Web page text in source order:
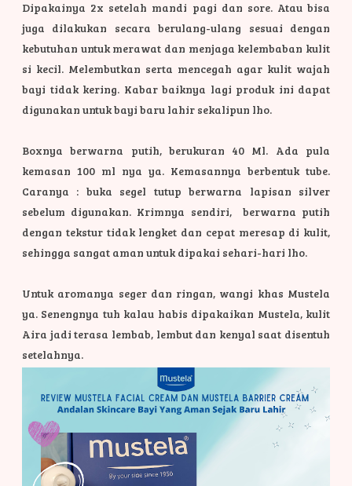
Dipakainya 2x setelah mandi pagi dan sore. Atau bisa
juga dilakukan secara berulang-ulang sesuai dengan
kebutuhan untuk merawat dan menjaga kelembaban kulit
si kecil. Melembutkan serta mencegah agar kulit wajah
bayi tidak kering. Kabar baiknya lagi produk ini dapat
digunakan untuk bayi baru lahir sekalipun lho.
Boxnya berwarna putih, berukuran 40 Ml. Ada pula
kemasan 100 ml nya ya. Kemasannya berbentuk tube.
Caranya : buka segel tutup berwarna lapisan silver
sebelum digunakan. Krimnya sendiri, berwarna putih
dengan tekstur tidak lengket dan cepat meresap di kulit,
sehingga sangat aman untuk dipakai sehari-hari lho.
Untuk aromanya seger dan ringan, wangi khas Mustela
ya. Senengnya tuh kalau habis dipakaikan Mustela, kulit
Aira jadi terasa lembab, lembut dan kenyal saat disentuh
setelahnya.